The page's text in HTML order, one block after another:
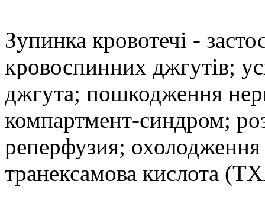
Зупинка кровотечі -
кровоспинних джгутів;
джгута; пошкодження
компартмент-синдром;
реперфузия; охолодження
транексамова кислота